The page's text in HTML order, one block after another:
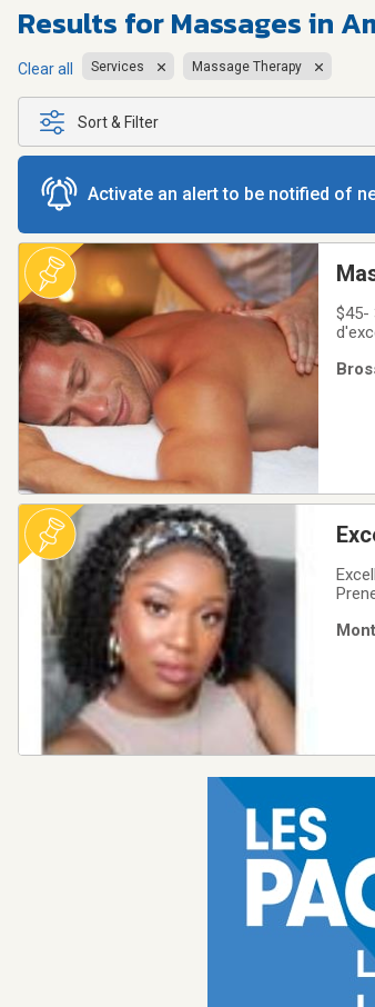
Results forMassages in
Clear all Services Massage Therapy
Sort & Filter
Activate an alert to be notified of
$45-
me